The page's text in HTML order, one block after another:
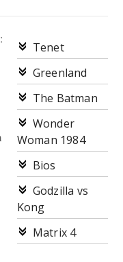
Tenet
Greenland
The Batman
Wonder
Woman 1984
Bios
Godzilla vs
Kong
Matrix 4